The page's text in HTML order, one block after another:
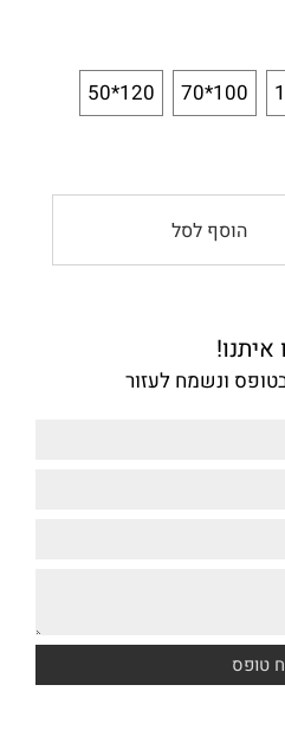
100*70
120*50
הוסף לסל
איתנו!
ונשמח לעזור